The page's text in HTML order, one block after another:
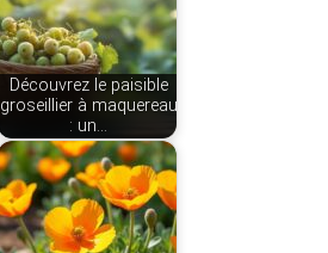
Découvrez le paisible
groseillier à maquereau
: un…